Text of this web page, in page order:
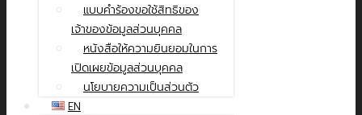
แบบคำร้องขอใช้สิทธิของ
เจ้าของข้อมูลส่วนบุคคล
หนังสือให้ความยินยอมในการ
เปิดเผยข้อมูลส่วนบุคคล
นโยบายความเป็นส่วนตัว
EN